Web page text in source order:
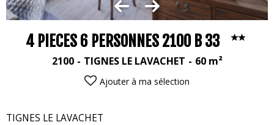
4 PIECES 6 PERSONNES 2100 B 33
2100 TIGNES LE LAVACHET 60 m²
Ajouter à ma sélection
TIGNES LE LAVACHET